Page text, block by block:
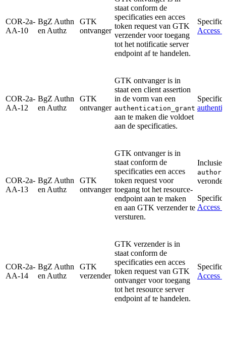
COR-2a-
AA-10
BgZ Authn
en Authz
GTK
ontvanger
staat conform de
specificaties een acces
token request van GTK
verzender voor toegang
tot het notificatie server
endpoint af te handelen.
Access
COR-2a-
AA-12
BgZ Authn
en Authz
GTK
ontvanger
GTK ontvanger is in
staat een client assertion
in de vorm van een
authentication_grant
aan te maken die voldoet
aan de specificaties.
COR-2a-
AA-13
BgZ Authn
en Authz
GTK
ontvanger
GTK ontvanger is in
staat conform de
specificaties een acces
token request voor
toegang tot het resource-
endpoint aan te maken
en aan GTK verzender te
versturen.
Inclusief
Access
COR-2a-
AA-14
BgZ Authn
en Authz
GTK
verzender
GTK verzender is in
staat conform de
specificaties een acces
token request van GTK
ontvanger voor toegang
tot het resource server
endpoint af te handelen.
Access